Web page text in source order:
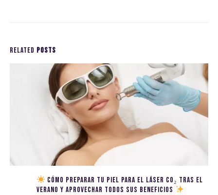
RELATED POSTS
Cómo preparar tu piel para el láser CO₂ tras el
verano y aprovechar todos sus beneficios